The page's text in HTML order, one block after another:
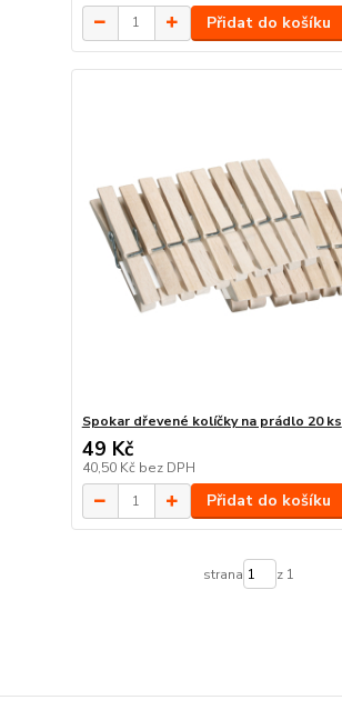
Přidat do košíku
Spokar dřevené kolíčky na prádlo 20 ks
49 Kč
40,50 Kč bez DPH
Přidat do košíku
strana z 1